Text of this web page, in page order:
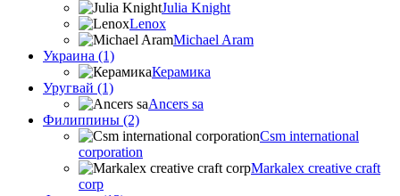
Julia Knight
Lenox
Michael Aram
Украина (1)
Керамика
Уругвай (1)
Ancers sa
Филиппины (2)
Csm international
corporation
Markalex creative craft
corp